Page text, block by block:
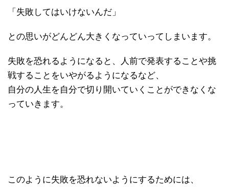
「失敗してはいけないんだ」
との思いがどんどん大きくなっていってしまいます。
失敗を恐れるようになると、人前で発表することや挑
戦することをいやがるようになるなど、
自分の人生を自分で切り開いていくことができなくな
っていきます。
このように失敗を恐れないようにするためには、